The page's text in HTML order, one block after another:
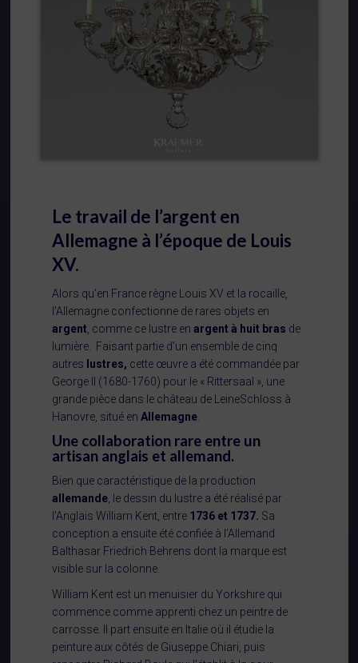
Le travail de l’argent en
Allemagne à l’époque de Louis
XV.
Alors qu’en France règne Louis XV et la rocaille,
l’Allemagne confectionne de rares objets en
argent , comme ce lustre en argent à huit bras de
lumière. Faisant partie d’un ensemble de cinq
autres lustres, cette œuvre a été commandée par
George II (1680-1760) pour le « Rittersaal », une
grande pièce dans le château de LeineSchloss à
Hanovre, situé en Allemagne
Une collaboration rare entre un
artisan anglais et allemand.
Bien que caractéristique de la production
allemande , le dessin du lustre a été réalisé par
l’Anglais William Kent, entre 1736 et 1737. Sa
conception a ensuite été confiée à l’Allemand
Balthasar Friedrich Behrens dont la marque est
visible sur la colonne.
William Kent est un menuisier du Yorkshire qui
commence comme apprenti chez un peintre de
carrosse. Il part ensuite en Italie où il étudie la
peinture aux côtés de Giuseppe Chiari, puis